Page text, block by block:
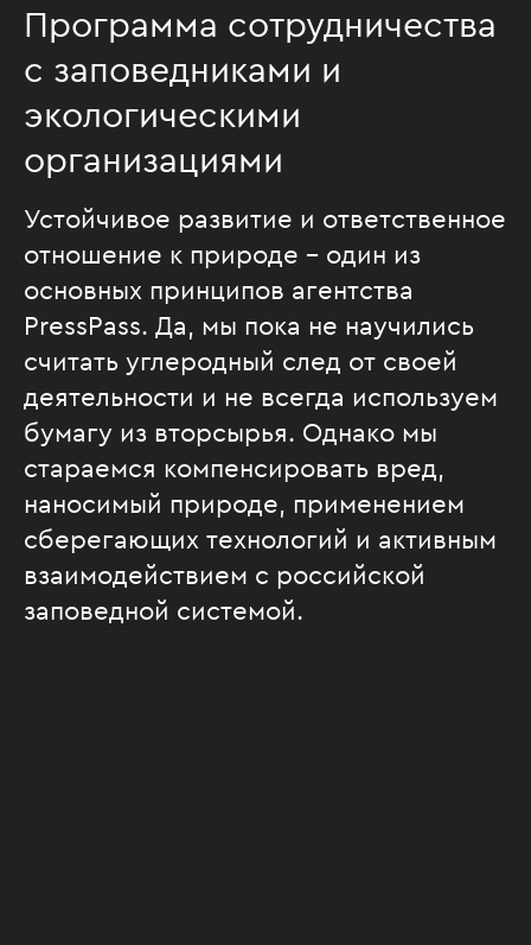
Программа сотрудничества
с заповедниками и
экологическими
организациями
Устойчивое развитие и ответственное
отношение к природе – один из
основных принципов агентства
PressPass. Да, мы пока не научились
считать углеродный след от своей
деятельности и не всегда используем
бумагу из вторсырья. Однако мы
стараемся компенсировать вред,
наносимый природе, применением
сберегающих технологий и активным
взаимодействием с российской
заповедной системой.